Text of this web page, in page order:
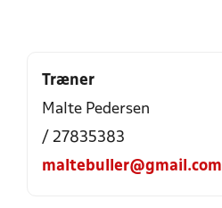
Træner
Malte Pedersen
/ 27835383
maltebuller@gmail.com